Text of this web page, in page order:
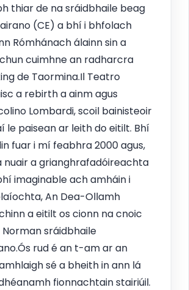
thiar de na sráidbhaile beag
(CE) a bhí i bhfolach
Rómhánach álainn sin a
cuimhne an radharcra
de Taormina.Il Teatro
a rebirth a ainm agus
Lombardi, scoil bainisteoir
le paisean ar leith do eitilt. Bhí
fuar i mí feabhra 2000 agus,
nuair a grianghrafadóireachta
imaginable ach amháin i
An Dea-Ollamh
a eitilt os cionn na cnoic
sráidbhaile
rud é an t-am ar an
sé a bheith in ann lá
fionnachtain stairiúil.